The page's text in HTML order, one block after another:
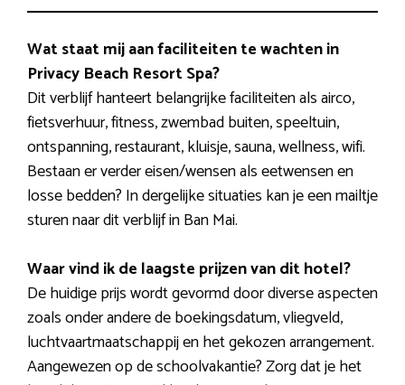
Wat staat mij aan faciliteiten te wachten in
Privacy Beach Resort Spa?
Dit verblijf hanteert belangrijke faciliteiten als airco,
fietsverhuur, fitness, zwembad buiten, speeltuin,
ontspanning, restaurant, kluisje, sauna, wellness, wifi.
Bestaan er verder eisen/wensen als eetwensen en
losse bedden? In dergelijke situaties kan je een mailtje
sturen naar dit verblijf in Ban Mai.
Waar vind ik de laagste prijzen van dit hotel?
De huidige prijs wordt gevormd door diverse aspecten
zoals onder andere de boekingsdatum, vliegveld,
luchtvaartmaatschappij en het gekozen arrangement.
Aangewezen op de schoolvakantie? Zorg dat je het